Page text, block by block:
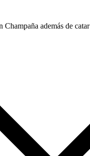
Champaña además de